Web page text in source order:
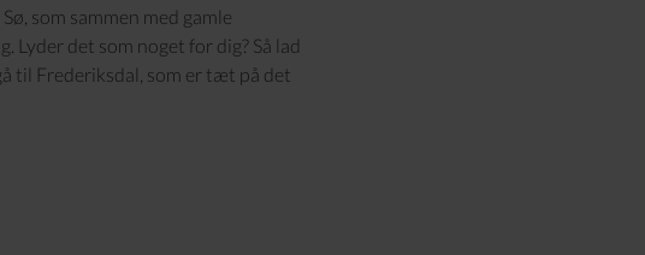
som sammen med gamle
det som noget for dig? Så lad
til Frederiksdal, som er tæt på det